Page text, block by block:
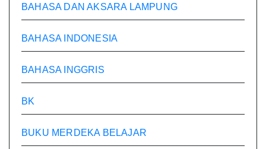
BAHASA DAN AKSARA LAMPUNG
BAHASA INDONESIA
BAHASA INGGRIS
BK
BUKU MERDEKA BELAJAR